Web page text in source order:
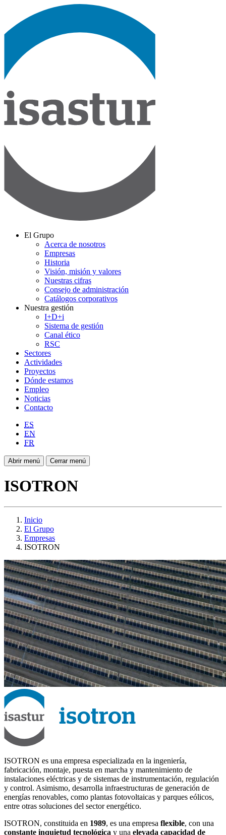
El Grupo
Acerca de nosotros
Empresas
Historia
Visión, misión y valores
Nuestras cifras
Consejo de administración
Catálogos corporativos
Nuestra gestión
I+D+i
Sistema de gestión
Canal ético
RSC
Sectores
Actividades
Proyectos
Dónde estamos
Empleo
Noticias
Contacto
ES
EN
FR
Abrir menú Cerrar menú
ISOTRON
Inicio
El Grupo
Empresas
ISOTRON
ISOTRON es una empresa especializada en la ingeniería,
fabricación, montaje, puesta en marcha y mantenimiento de
instalaciones eléctricas y de sistemas de instrumentación, regulación
y control. Asimismo, desarrolla infraestructuras de generación de
energías renovables, como plantas fotovoltaicas y parques eólicos,
entre otras soluciones del sector energético.
ISOTRON, constituida en 1989, es una empresa flexible, con una
constante inquietud tecnológica y una elevada capacidad de